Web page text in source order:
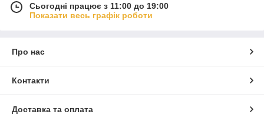
Сьогодні працює з 11:00 до 19:00
Показати весь графік роботи
Про нас
Контакти
Доставка та оплата